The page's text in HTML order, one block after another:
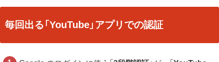
毎回出る「YouTube」アプリでの認証